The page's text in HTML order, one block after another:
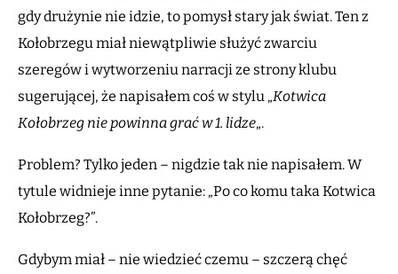
gdy drużynie nie idzie, to pomysł stary jak świat. Ten z
Kołobrzegu miał niewątpliwie służyć zwarciu
szeregów i wytworzeniu narracji ze strony klubu
sugerującej, że napisałem coś w stylu „Kotwica
Kołobrzeg nie powinna grać w 1. lidze„.
Problem? Tylko jeden – nigdzie tak nie napisałem. W
tytule widnieje inne pytanie: „Po co komu taka Kotwica
Kołobrzeg?”.
Gdybym miał – nie wiedzieć czemu – szczerą chęć